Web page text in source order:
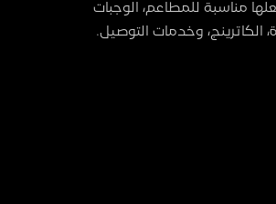
مناسبة للمطاعم، الوجبات
الكاترينج، وخدمات التوصيل.